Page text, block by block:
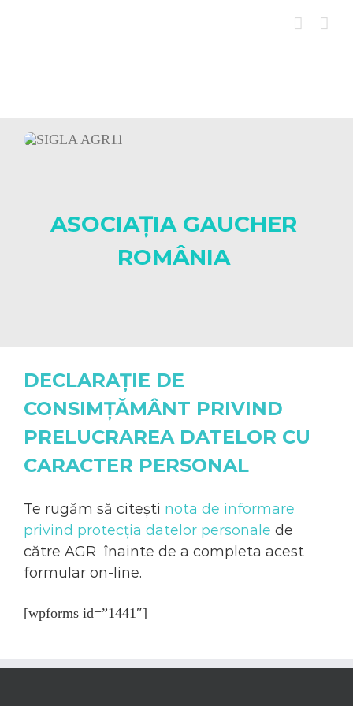
ASOCIAȚIA GAUCHER
ROMÂNIA
DECLARAŢIE DE
CONSIMŢĂMÂNT PRIVIND
PRELUCRAREA DATELOR CU
CARACTER PERSONAL
Te rugăm să citești nota de informare
privind protecția datelor personale de
către AGR înainte de a completa acest
formular on-line.
[wpforms id=”1441″]